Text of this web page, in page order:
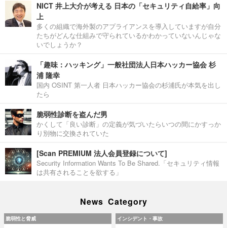
NICT 井上大介が考える 日本の「セキュリティ自給率」向
上
多くの組織で海外製のアプライアンスを導入していますが自分
たちがどんな仕組みで守られているかわかっていないんじゃな
いでしょうか？
「趣味：ハッキング」一般社団法人日本ハッカー協会 杉
浦 隆幸
国内 OSINT 第一人者 日本ハッカー協会の杉浦氏が本気を出し
たら
脆弱性診断を盗んだ男
かくして「良い診断」の定義が気づいたらいつの間にかすっか
り別物に交換されていた
[Scan PREMIUM 法人会員登録について]
Security Information Wants To Be Shared.「セキュリティ情報
は共有されることを欲する」
News Category
脆弱性と脅威 インシデント・事故